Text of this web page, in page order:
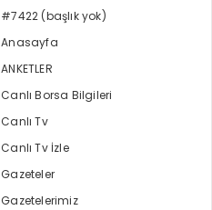
#7422 (başlık yok)
Anasayfa
ANKETLER
Canlı Borsa Bilgileri
Canlı Tv
Canlı Tv İzle
Gazeteler
Gazetelerimiz